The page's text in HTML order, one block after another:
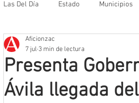
Las Del Día Estado Municipios
Que no se olvide
Mineros LNBP
Presenta
Ávila llegada
Aficionzac
7 jul 3 min de lectura